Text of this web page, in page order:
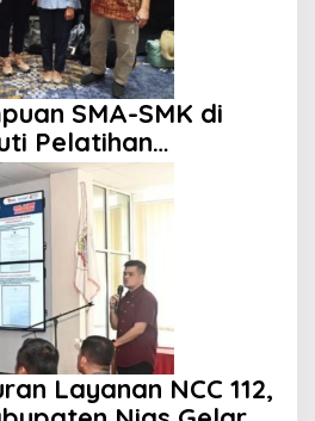
SMA-SMK di
Pelatihan
Layanan NCC 112,